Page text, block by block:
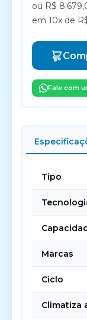
ou R$
em 10x de
Fale com
Tipo
Marcas
Ciclo
Climatiza